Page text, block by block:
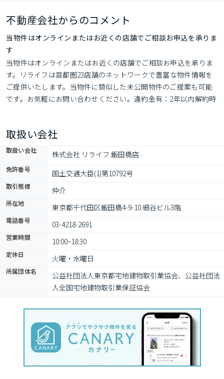
不動産会社からのコメント
当物件はオンラインまたはお近くの店舗でご相談お申込を承りま
す
当物件はオンラインまたはお近くの店舗でご相談お申込を承りま
す。リライフは首都圏23店舗のネットワークで豊富な物件情報を
ご提供いたします。当物件に類似した未公開物件のご提案も可能
です。お気軽にお問い合わせください。違約金有：2年以内解約時
取扱い会社
取扱い会社 株式会社 リライフ 飯田橋店
免許番号 国土交通大臣(1)第10792号
取引態様 仲介
所在地 東京都千代田区飯田橋4-9-10 細谷ビル3階
電話番号 03-4218-2691
営業時間 10:00~18:30
定休日 火曜・水曜日
所属団体名
公益社団法⼈東京都宅地建物取引業協会、公益社団法
⼈全国宅地建物取引業保証協会